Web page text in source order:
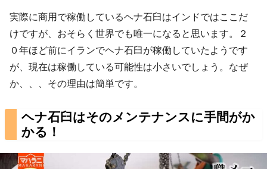
実際に商用で稼働しているヘナ石臼はインドではここだ
けですが、おそらく世界でも唯一になると思います。２
０年ほど前にイランでヘナ石臼が稼働していたようです
が、現在は稼働している可能性は小さいでしょう。なぜ
か、、、その理由は簡単です。
ヘナ石臼はそのメンテナンスに手間がか
かる！